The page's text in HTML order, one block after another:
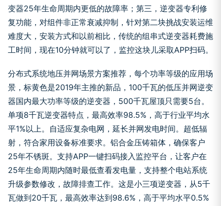
变器25年生命周期内更低的故障率；第三，逆变器专利修
复功能，对组件非正常衰减抑制，针对第二块挑战安装运维
难度大，安装方式和以前相比，传统的组串式逆变器耗费施
工时间，现在10分钟就可以了，监控这块儿采取APP扫码。
分布式系统地压并网场景方案推荐，每个功率等级的应用场
景，标黄色是2019年主推的新品，100千瓦的低压并网逆变
器国内最大功率等级的逆变器，500千瓦屋顶只需要5台。
单项8千瓦逆变器特点，最高效率98.5%，高于行业平均水
平1%以上。自适应复杂电网，延长并网发电时间。超低辐
射，符合家用设备标准要求。铝合金压铸箱体，确保客户
25年不锈斑。支持APP一键扫码接入监控平台，让客户在
25年生命周期内随时最低查看发电量，支持整个电站系统
升级参数修改，故障排查工作。这是小三项逆变器，从5千
瓦做到20千瓦，最高效率达到98.6%，高于平均水平0.5%